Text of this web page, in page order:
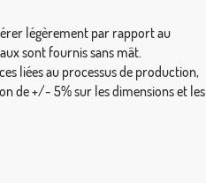
légèrement par rapport au
sont fournis sans mât.
liées au processus de production,
de +/- 5% sur les dimensions et les